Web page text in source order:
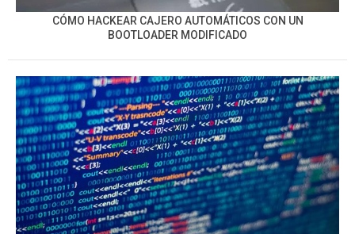
CÓMO HACKEAR CAJERO AUTOMÁTICOS CON UN
BOOTLOADER MODIFICADO